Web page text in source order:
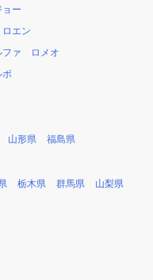
ョー
ロエン
ファ ロメオ
ボ
山形県 福島県
栃木県 群馬県 山梨県